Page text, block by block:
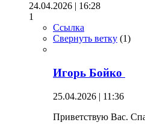
24.04.2026 | 16:28
1
Ссылка
Свернуть ветку (1)
Игорь Бойко
25.04.2026 | 11:36
Приветствую Вас.